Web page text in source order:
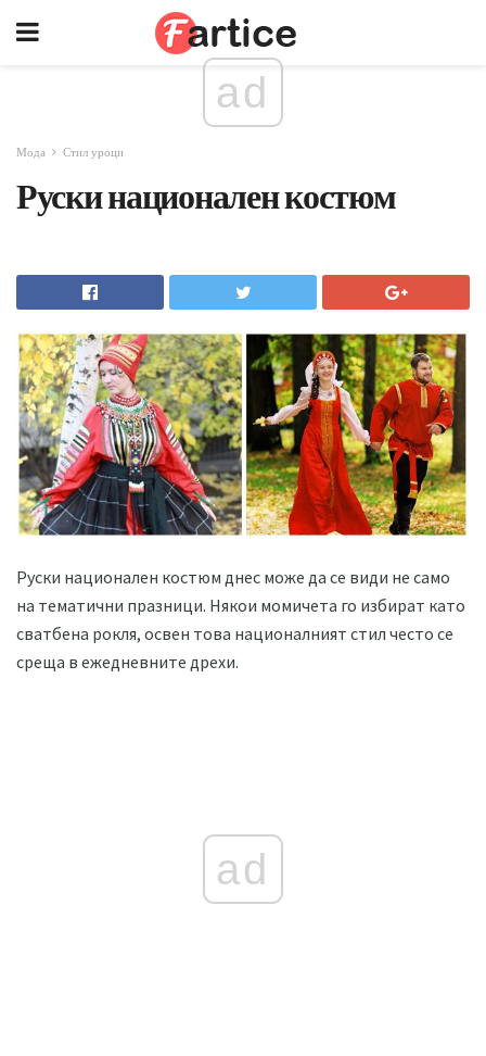
ad
Мода Стил уроци
Руски национален костюм
Руски национален костюм днес може да се види не само
на тематични празници. Някои момичета го избират като
сватбена рокля, освен това националният стил често се
среща в ежедневните дрехи.
ad